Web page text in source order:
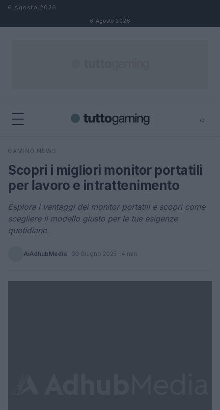
Salta al contenuto
6 Agosto 2026
6 Agosto 2026
⌕
Cerca
GAMING NEWS
Scopri i migliori monitor portatili
per lavoro e intrattenimento
Esplora i vantaggi dei monitor portatili e scopri come
scegliere il modello giusto per le tue esigenze
quotidiane.
AiAdhubMedia · 30 Giugno 2025 · 4 min